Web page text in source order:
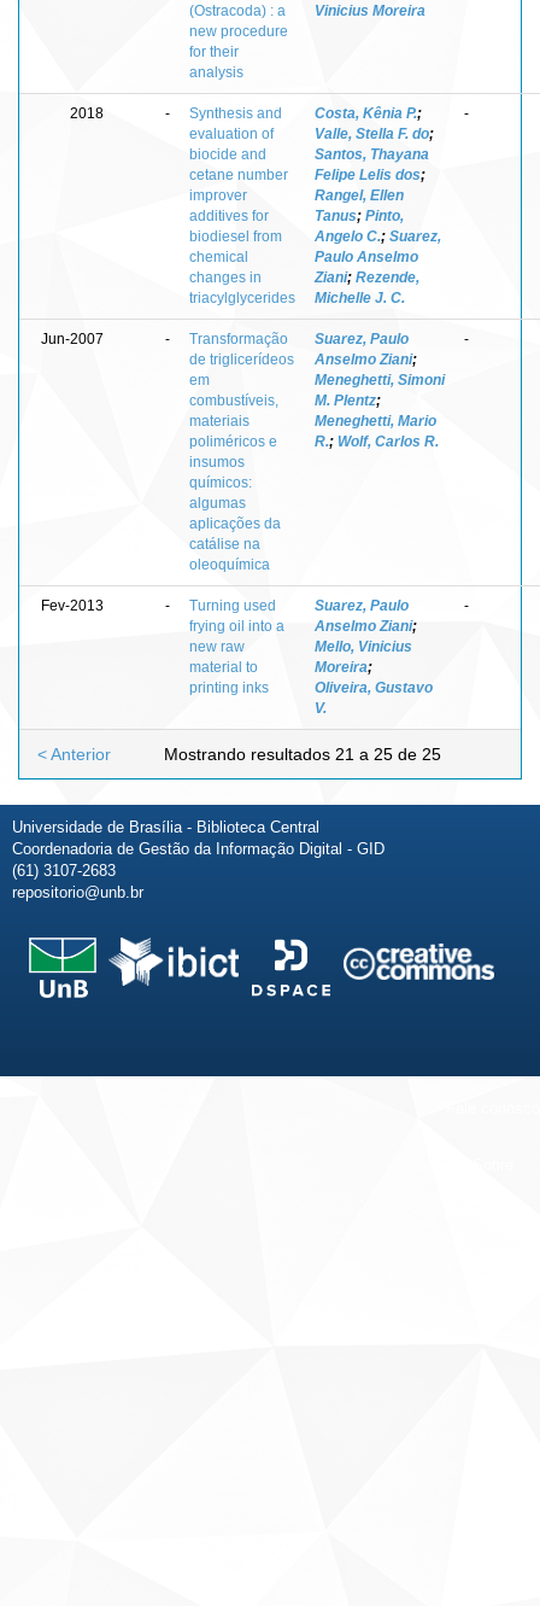
(Ostracoda) : a
new procedure
for their
analysis
Vinicius Moreira
2018 -
Synthesis and
evaluation of
biocide and
cetane number
improver
additives for
biodiesel from
chemical
changes in
triacylglycerides
Costa, Kênia P.;
Valle, Stella F. do;
Santos, Thayana
Felipe Lelis dos;
Rangel, Ellen
Tanus; Pinto,
Angelo C.; Suarez,
Paulo Anselmo
Ziani; Rezende,
Michelle J. C.
-
Jun-2007 -
Transformação
de triglicerídeos
em
combustíveis,
materiais
poliméricos e
insumos
químicos:
algumas
aplicações da
catálise na
oleoquímica
Suarez, Paulo
Anselmo Ziani;
Meneghetti, Simoni
M. Plentz;
Meneghetti, Mario
R.; Wolf, Carlos R.
-
Fev-2013 -
Turning used
frying oil into a
new raw
material to
printing inks
Suarez, Paulo
Anselmo Ziani;
Mello, Vinicius
Moreira;
Oliveira, Gustavo
V.
-
Mostrando resultados 21 a 25 de 25
< Anterior
Universidade de Brasília - Biblioteca Central
Coordenadoria de Gestão da Informação Digital - GID
(61) 3107-2683
repositorio@unb.br